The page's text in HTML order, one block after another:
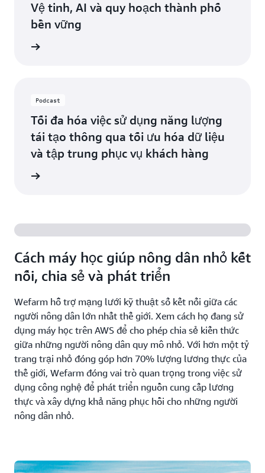
Vệ tinh, AI và quy hoạch thành phố
bền vững
Podcast
Tối đa hóa việc sử dụng năng lượng
tái tạo thông qua tối ưu hóa dữ liệu
và tập trung phục vụ khách hàng
Cách máy học giúp nông dân nhỏ kết
nối, chia sẻ và phát triển
Wefarm hỗ trợ mạng lưới kỹ thuật số kết nối giữa các
người nông dân lớn nhất thế giới. Xem cách họ đang sử
dụng máy học trên AWS để cho phép chia sẻ kiến thức
giữa những người nông dân quy mô nhỏ. Với hơn một tỷ
trang trại nhỏ đóng góp hơn 70% lượng lương thực của
thế giới, Wefarm đóng vai trò quan trọng trong việc sử
dụng công nghệ để phát triển nguồn cung cấp lương
thực và xây dựng khả năng phục hồi cho những người
nông dân nhỏ.